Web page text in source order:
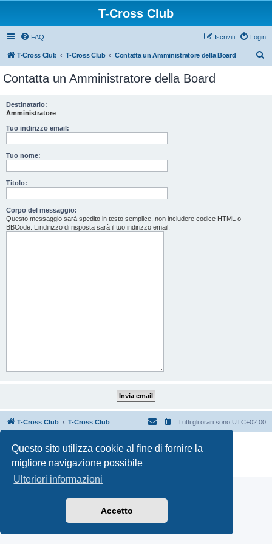
Questo sito utilizza cookie al fine di fornire la
migliore navigazione possibile
Ulteriori informazioni
Accetto
T-Cross Club
FAQ Login
Iscriviti
T-Cross Club T-Cross Club Contatta un Amministratore della Board
Contatta un Amministratore della Board
Destinatario:
Amministratore
Tuo indirizzo email:
Tuo nome:
Titolo:
Corpo del messaggio:
Questo messaggio sarà spedito in testo semplice, non includere codice HTML o
BBCode. L’indirizzo di risposta sarà il tuo indirizzo email.
T-Cross Club T-Cross Club Tutti gli orari sono UTC+02:00
Creato da
® Forum Software © phpBB Limited
Privacy|Condizioni